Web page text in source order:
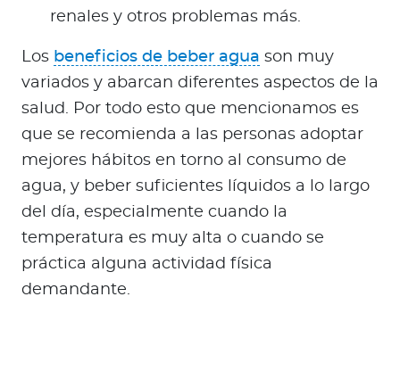
renales y otros problemas más.
Los beneficios de beber agua son muy
variados y abarcan diferentes aspectos de la
salud. Por todo esto que mencionamos es
que se recomienda a las personas adoptar
mejores hábitos en torno al consumo de
agua, y beber suficientes líquidos a lo largo
del día, especialmente cuando la
temperatura es muy alta o cuando se
práctica alguna actividad física
demandante.